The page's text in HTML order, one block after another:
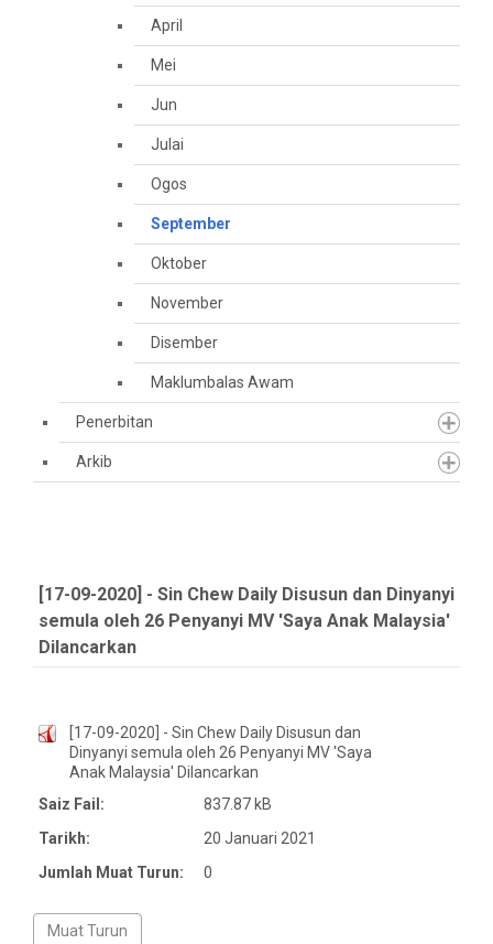
April
Mei
Jun
Julai
Ogos
September
Oktober
November
Disember
Maklumbalas Awam
Penerbitan
Arkib
[17-09-2020] - Sin Chew Daily Disusun dan Dinyanyi
semula oleh 26 Penyanyi MV 'Saya Anak Malaysia'
Dilancarkan
[17-09-2020] - Sin Chew Daily Disusun dan
Dinyanyi semula oleh 26 Penyanyi MV 'Saya
Anak Malaysia' Dilancarkan
Saiz Fail:
837.87 kB
Tarikh:
20 Januari 2021
Jumlah Muat Turun:
0